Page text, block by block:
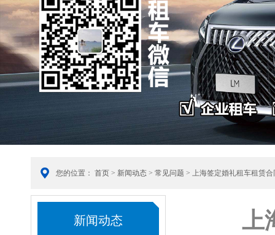
您的位置： 首页 > 新闻动态 > 常见问题 > 上海签定婚礼租车租赁
新闻动态 上